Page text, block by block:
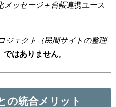
メッセージ＋台帳連携ユース
ジェクト（民間サイトの整理
ではありません
の統合メリット